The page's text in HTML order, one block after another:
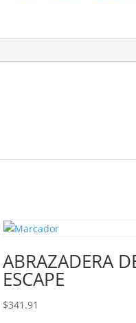
ABRAZADERA
ESCAPE
$341.91